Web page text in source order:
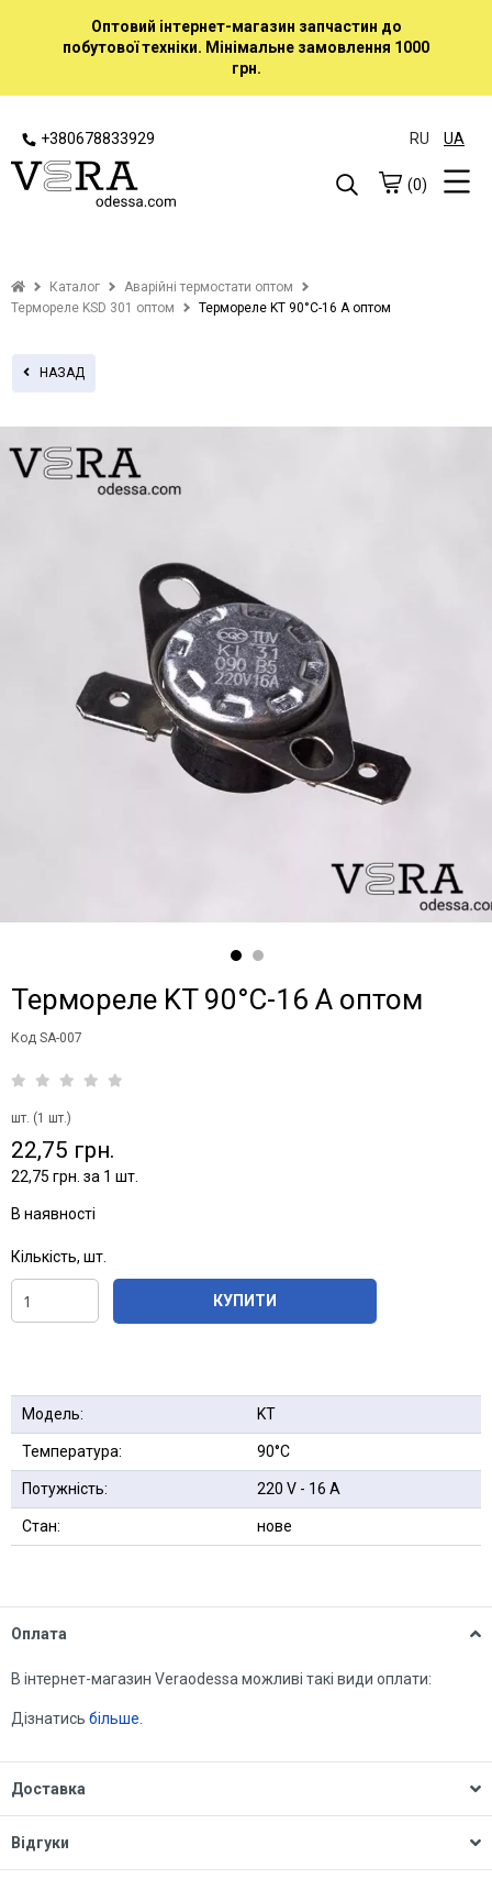
Оптовий інтернет-магазин запчастин до
побутової техніки. Мінімальне замовлення 1000
грн.
+380678833929 RU UA
(0)
Каталог
Аварійні термостати оптом
Термореле KSD 301 оптом
Термореле KT 90°C-16 А оптом
НАЗАД
Термореле KT 90°C-16 А оптом
Код SA-007
шт. (1 шт.)
22,75 грн.
22,75 грн. за 1 шт.
В наявності
Кількість, шт.
КУПИТИ
Модель: KT
Температура: 90°С
Потужність: 220 V - 16 A
Стан: нове
Оплата
В інтернет-магазин Veraodessa можливі такі види оплати:
Дізнатись більше.
Доставка
Відгуки